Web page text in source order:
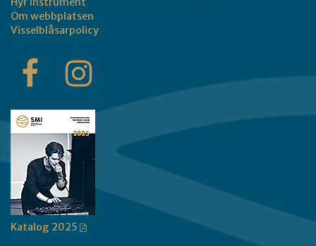
Om webbplatsen
Visselblåsarpolicy
Katalog 2025